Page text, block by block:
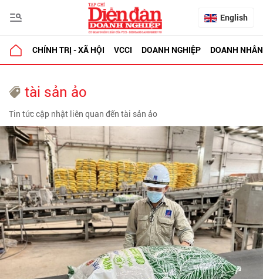
English
CHÍNH TRỊ - XÃ HỘI VCCI DOANH NGHIỆP DOANH NHÂN
tài sản ảo
Tin tức cập nhật liên quan đến tài sản ảo